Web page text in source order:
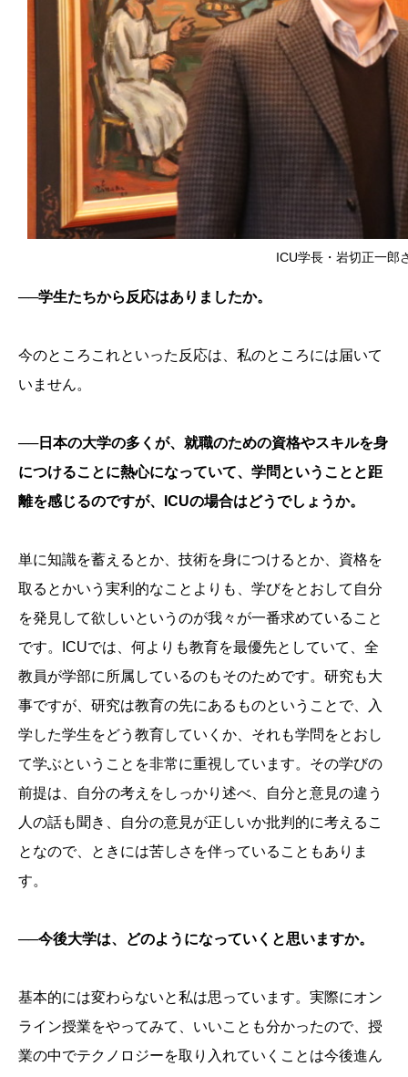
ICU学長・岩切正一郎
──学生たちから反応はありましたか。
今のところこれといった反応は、私のところには届いて
いません。
──日本の大学の多くが、就職のための資格やスキルを身
につけることに熱心になっていて、学問ということと距
離を感じるのですが、ICUの場合はどうでしょうか。
単に知識を蓄えるとか、技術を身につけるとか、資格を
取るとかいう実利的なことよりも、学びをとおして自分
を発見して欲しいというのが我々が一番求めていること
です。ICUでは、何よりも教育を最優先としていて、全
教員が学部に所属しているのもそのためです。研究も大
事ですが、研究は教育の先にあるものということで、入
学した学生をどう教育していくか、それも学問をとおし
て学ぶということを非常に重視しています。その学びの
前提は、自分の考えをしっかり述べ、自分と意見の違う
人の話も聞き、自分の意見が正しいか批判的に考えるこ
となので、ときには苦しさを伴っていることもありま
す。
──今後大学は、どのようになっていくと思いますか。
基本的には変わらないと私は思っています。実際にオン
ライン授業をやってみて、いいことも分かったので、授
業の中でテクノロジーを取り入れていくことは今後進ん